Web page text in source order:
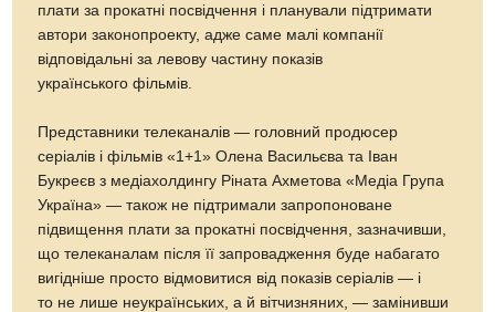
плати за прокатні посвідчення і планували підтримати
автори законопроекту, адже саме малі компанії
відповідальні за левову частину показів
українського фільмів.
Представники телеканалів — головний продюсер
серіалів і фільмів «1+1» Олена Васильєва та Іван
Букреєв з медіахолдингу Ріната Ахметова «Медіа Група
Україна» — також не підтримали запропоноване
підвищення плати за прокатні посвідчення, зазначивши,
що телеканалам після її запровадження буде набагато
вигідніше просто відмовитися від показів серіалів — і
то не лише неукраїнських, а й вітчизняних, — замінивши